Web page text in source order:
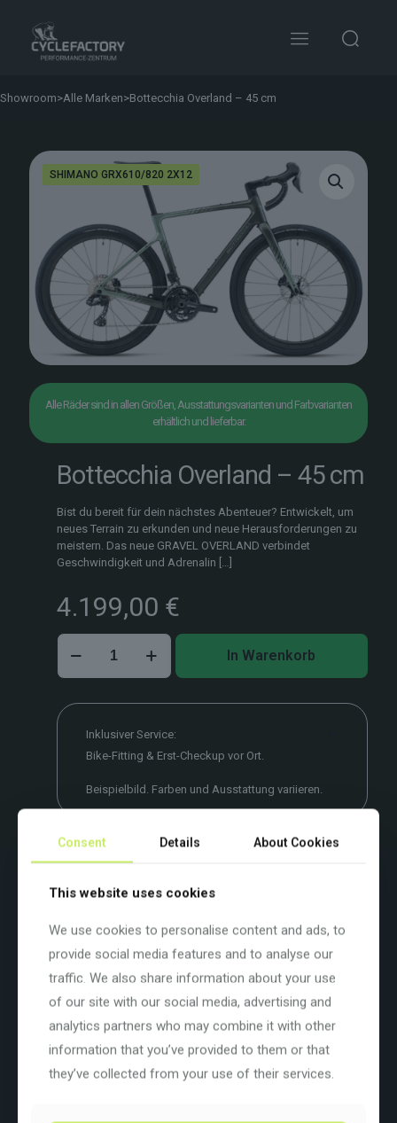
Showroom>Alle Marken>Bottecchia Overland – 45 cm
SHIMANO GRX610/820 2X12
Alle Räder sind in allen Größen, Ausstattungsvarianten und Farbvarianten
erhältlich und lieferbar.
Bottecchia Overland – 45 cm
Bist du bereit für dein nächstes Abenteuer? Entwickelt, um
neues Terrain zu erkunden und neue Herausforderungen zu
meistern. Das neue GRAVEL OVERLAND verbindet
Geschwindigkeit und Adrenalin
4.199,00 €
Bottecchia
Overland
–
cm
Menge
In Warenkorb
Inklusiver Service:
Bike-Fitting & Erst-Checkup vor Ort.
Beispielbild. Farben und Ausstattung variieren.
Beschreibung
Entwickelt, um neues Terrain zu erkunden und neue
Herausforderungen zu meistern.
Das neue GRAVEL OVERLAND verbindet Geschwindigkeit und
Adrenalin mit der Welt der Entdeckungen, damit du dein
nächstes Abenteuer mit einem ganz besonderen Kick erleben
kannst.
Farbe: Green (59)
Basisfarbe: Grün
Consent Details About Cookies
This website uses cookies
We use cookies to personalise content and ads, to
provide social media features and to analyse our
traffic. We also share information about your use
of our site with our social media, advertising and
analytics partners who may combine it with other
information that you’ve provided to them or that
they’ve collected from your use of their services.